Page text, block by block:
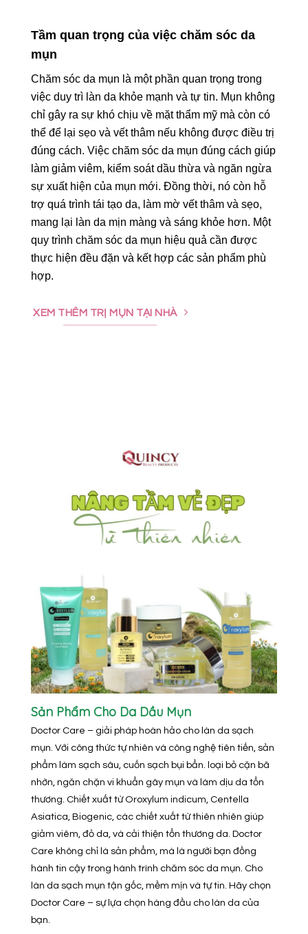
Tầm quan trọng của việc chăm sóc da
mụn
Chăm sóc da mụn là một phần quan trọng trong
việc duy trì làn da khỏe mạnh và tự tin. Mụn không
chỉ gây ra sự khó chịu về mặt thẩm mỹ mà còn có
thể để lại sẹo và vết thâm nếu không được điều trị
đúng cách. Việc chăm sóc da mụn đúng cách giúp
làm giảm viêm, kiểm soát dầu thừa và ngăn ngừa
sự xuất hiện của mụn mới. Đồng thời, nó còn hỗ
trợ quá trình tái tạo da, làm mờ vết thâm và sẹo,
mang lại làn da mịn màng và sáng khỏe hơn. Một
quy trình chăm sóc da mụn hiệu quả cần được
thực hiện đều đặn và kết hợp các sản phẩm phù
hợp.
XEM THÊM TRỊ MỤN TẠI NHÀ
Sản Phẩm Cho Da Dầu Mụn
Doctor Care – giải pháp hoàn hảo cho làn da sạch
mụn. Với công thức tự nhiên và công nghệ tiên tiến, sản
phẩm làm sạch sâu, cuốn sạch bụi bẩn. loại bỏ cặn bã
nhờn, ngăn chặn vi khuẩn gây mụn và làm dịu da tổn
thương. Chiết xuất từ Oroxylum indicum, Centella
Asiatica, Biogenic, các chiết xuất từ thiên nhiên giúp
giảm viêm, đỏ da, và cải thiện tổn thương da. Doctor
Care không chỉ là sản phẩm, mà là người bạn đồng
hành tin cậy trong hành trình chăm sóc da mụn. Cho
làn da sạch mụn tận gốc, mềm mịn và tự tin. Hãy chọn
Doctor Care – sự lựa chọn hàng đầu cho làn da của
bạn.